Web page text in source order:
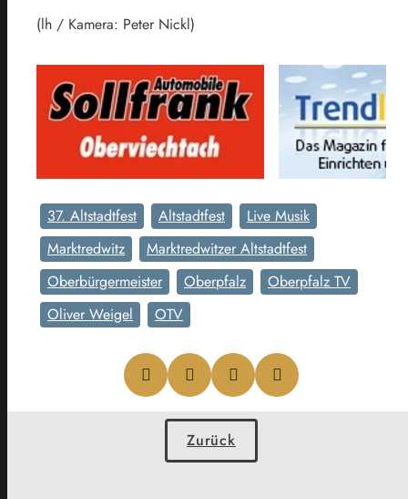
(lh / Kamera: Peter Nickl)
37. Altstadtfest Altstadtfest
Live Musik
Marktredwitz
Marktredwitzer Altstadtfest
Oberbürgermeister
Oberpfalz
Oberpfalz TV
Oliver Weigel
OTV
Zurück